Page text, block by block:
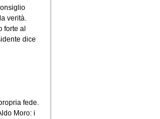
verità.
forte al
dice
fede.
Moro: i